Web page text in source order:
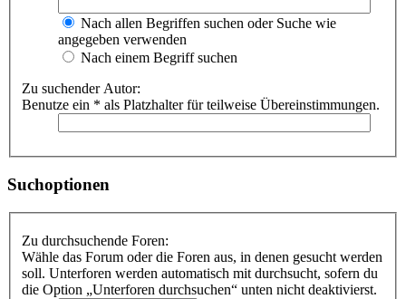
Nach allen Begriffen suchen oder Suche wie
angegeben verwenden
Nach einem Begriff suchen
Zu suchender Autor:
Benutze ein * als Platzhalter für teilweise Übereinstimmungen.
Suchoptionen
Zu durchsuchende Foren:
Wähle das Forum oder die Foren aus, in denen gesucht werden
soll. Unterforen werden automatisch mit durchsucht, sofern du
die Option „Unterforen durchsuchen“ unten nicht deaktivierst.